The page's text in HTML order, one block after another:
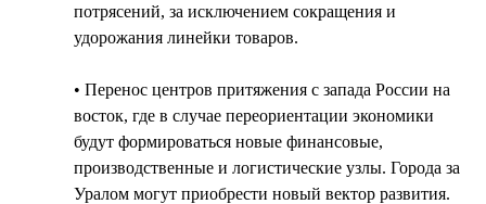
потрясений, за исключением сокращения и
удорожания линейки товаров.
• Перенос центров притяжения с запада России на
восток, где в случае переориентации экономики
будут формироваться новые финансовые,
производственные и логистические узлы. Города за
Уралом могут приобрести новый вектор развития.